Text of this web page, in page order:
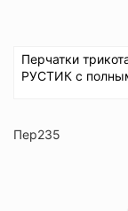
Перчатки
РУСТИК с
Пер235